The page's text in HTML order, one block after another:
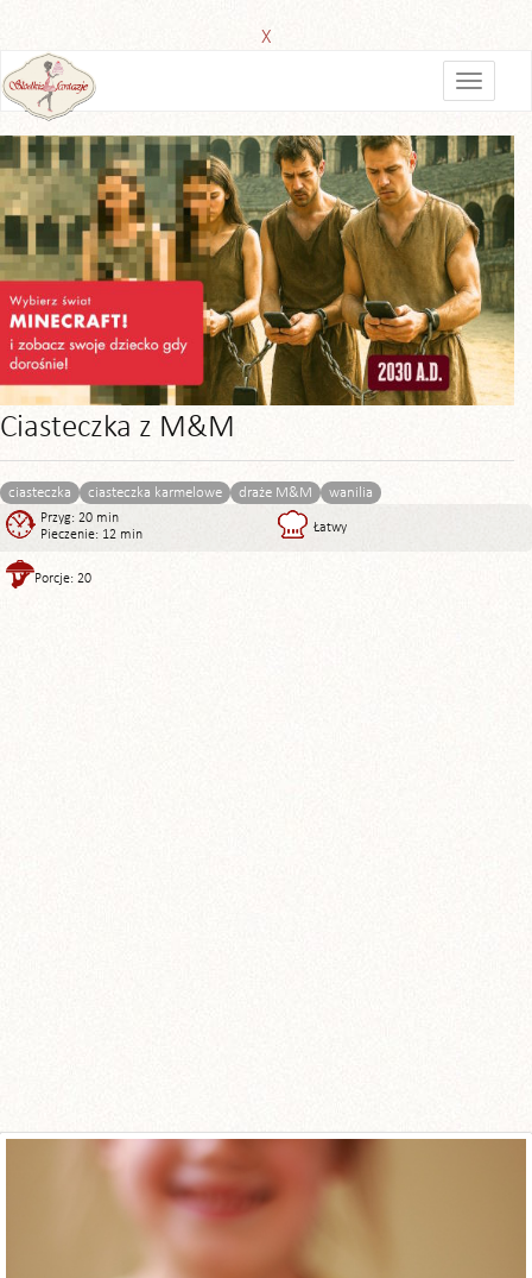
X
Ciasteczka z M&M
ciasteczka ciasteczka karmelowe draże M&M wanilia
Przyg: 20 min
Pieczenie: 12 min
Łatwy
Porcje: 20